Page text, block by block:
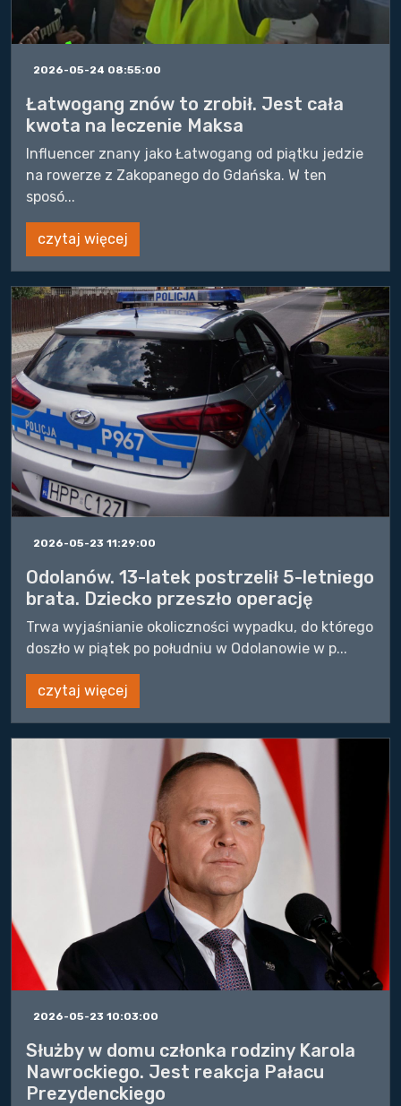
2026-05-24 08:55:00
Łatwogang znów to zrobił. Jest cała
kwota na leczenie Maksa
Influencer znany jako Łatwogang od piątku jedzie
na rowerze z Zakopanego do Gdańska. W ten
sposó...
czytaj więcej
2026-05-23 11:29:00
Odolanów. 13-latek postrzelił 5-letniego
brata. Dziecko przeszło operację
Trwa wyjaśnianie okoliczności wypadku, do którego
doszło w piątek po południu w Odolanowie w p...
czytaj więcej
2026-05-23 10:03:00
Służby w domu członka rodziny Karola
Nawrockiego. Jest reakcja Pałacu
Prezydenckiego